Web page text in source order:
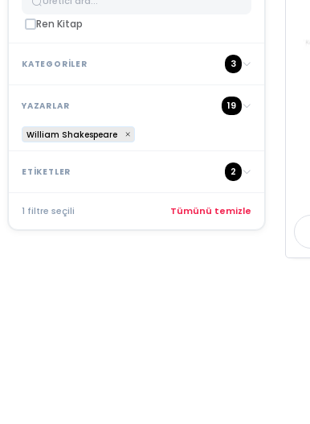
Ren Kitap
KATEGORİLER 3
YAZARLAR 19
William Shakespeare
ETİKETLER 2
1 filtre seçili Tümünü temizle